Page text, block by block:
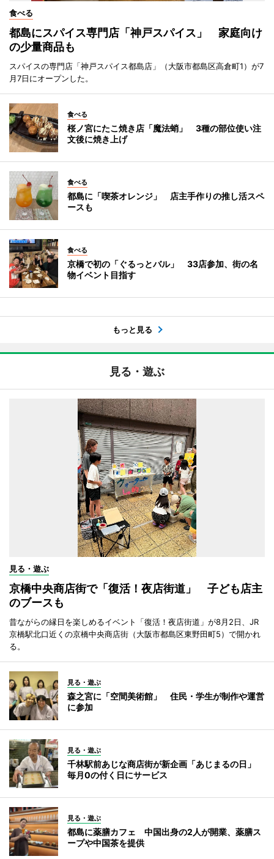
食べる
都島にスパイス専門店「神戸スパイス」 家庭向け
の少量商品も
スパイスの専門店「神戸スパイス都島店」（大阪市都島区高倉町1）が7
月7日にオープンした。
食べる
桜ノ宮にたこ焼き店「魔法蛸」 3種の部位使い注
文後に焼き上げ
食べる
都島に「喫茶オレンジ」 店主手作りの推し活スペ
ースも
食べる
京橋で初の「ぐるっとバル」 33店参加、街の名
物イベント目指す
もっと見る
見る・遊ぶ
見る・遊ぶ
京橋中央商店街で「復活！夜店街道」 子ども店主
のブースも
昔ながらの縁日を楽しめるイベント「復活！夜店街道」が8月2日、JR
京橋駅北口近くの京橋中央商店街（大阪市都島区東野田町5）で開かれ
る。
見る・遊ぶ
森之宮に「空間美術館」 住民・学生が制作や運営
に参加
見る・遊ぶ
千林駅前あじな商店街が新企画「あじまるの日」
毎月0の付く日にサービス
見る・遊ぶ
都島に薬膳カフェ 中国出身の2人が開業、薬膳ス
ープや中国茶を提供